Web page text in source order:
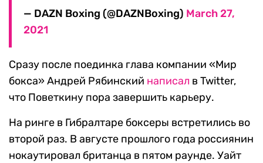
— DAZN Boxing (@DAZNBoxing) March 27,
2021
Сразу после поединка глава компании «Мир
бокса» Андрей Рябинский написал в Twitter,
что Поветкину пора завершить карьеру.
На ринге в Гибралтаре боксеры встретились во
второй раз. В августе прошлого года россиянин
нокаутировал британца в пятом раунде. Уайт